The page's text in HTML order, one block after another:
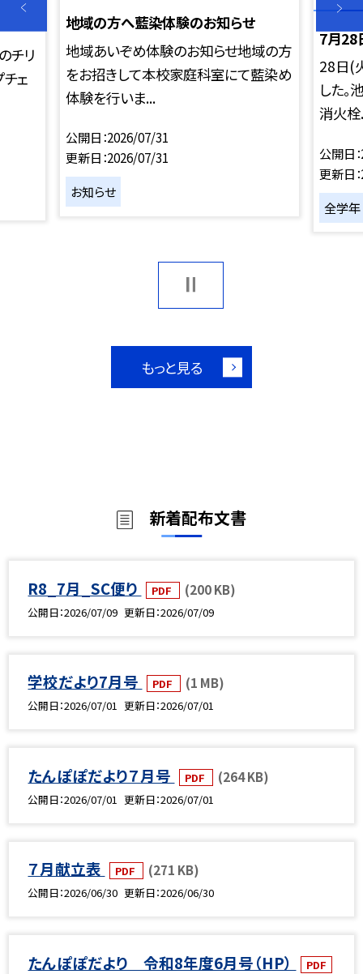
チリ
ェ
地域の方へ藍染体験のお知らせ
地域あいぞめ体験のお知らせ地域の方
をお招きして本校家庭科室にて藍染め
体験を行いま...
公開日 2026/07/31
更新日 2026/07/31
お知らせ
7月28
28日(
した。
消火
公開日
更新日
全学年
もっと見る
新着配布文書
R8_7月_SC便り PDF (200 KB)
公開日 2026/07/09 更新日 2026/07/09
学校だより7月号 PDF (1 MB)
公開日 2026/07/01 更新日 2026/07/01
たんぽぽだより７月号 PDF (264 KB)
公開日 2026/07/01 更新日 2026/07/01
７月献立表 PDF (271 KB)
公開日 2026/06/30 更新日 2026/06/30
たんぽぽだより 令和8年度6月号（HP） PDF